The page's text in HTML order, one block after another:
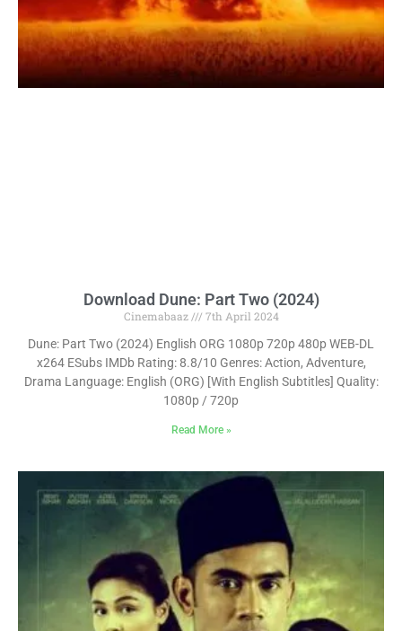
Download Dune: Part Two (2024)
Cinemabaaz
7th April 2024
Dune: Part Two (2024) English ORG 1080p 720p 480p WEB-DL
x264 ESubs IMDb Rating: 8.8/10 Genres: Action, Adventure,
Drama Language: English (ORG) [With English Subtitles] Quality:
1080p / 720p
Read More »